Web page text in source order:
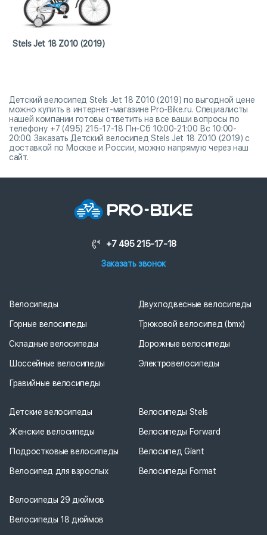
Stels Jet 18 Z010 (2019)
Детский велосипед Stels Jet 18 Z010 (2019) по выгодной цене
можно купить в интернет-магазине Pro-Bike.ru. Специалисты
нашей компании готовы ответить на все ваши вопросы по
телефону +7 (495) 215-17-18 Пн-Сб 10:00-21:00 Вс 10:00-
20:00. Заказать Детский велосипед Stels Jet 18 Z010 (2019) с
доставкой по Москве и России, можно напрямую через наш
сайт.
+7 495 215-17-18
Заказать звонок
Велосипеды
Горные велосипеды
Складные велосипеды
Шоссейные велосипеды
Гравийные велосипеды
Двухподвесные велосипеды
Трюковой велосипед (bmx)
Дорожные велосипеды
Электровелосипеды
Детские велосипеды
Женские велосипеды
Подростковые велосипеды
Велосипед для взрослых
Велосипеды Stels
Велосипеды Forward
Велосипед Giant
Велосипеды Format
Велосипеды 29 дюймов
Велосипеды 18 дюймов